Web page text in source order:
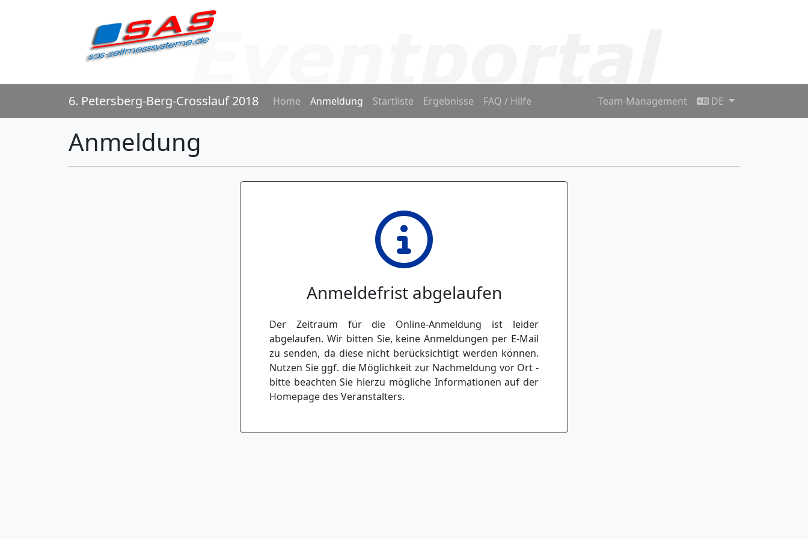
6. Petersberg-Berg-Crosslauf 2018 Home Anmeldung Startliste Ergebnisse FAQ / Hilfe Team-Management DE
Anmeldung
Anmeldefrist abgelaufen
Der Zeitraum für die Online-Anmeldung ist leider
abgelaufen. Wir bitten Sie, keine Anmeldungen per E-Mail
zu senden, da diese nicht berücksichtigt werden können.
Nutzen Sie ggf. die Möglichkeit zur Nachmeldung vor Ort -
bitte beachten Sie hierzu mögliche Informationen auf der
Homepage des Veranstalters.